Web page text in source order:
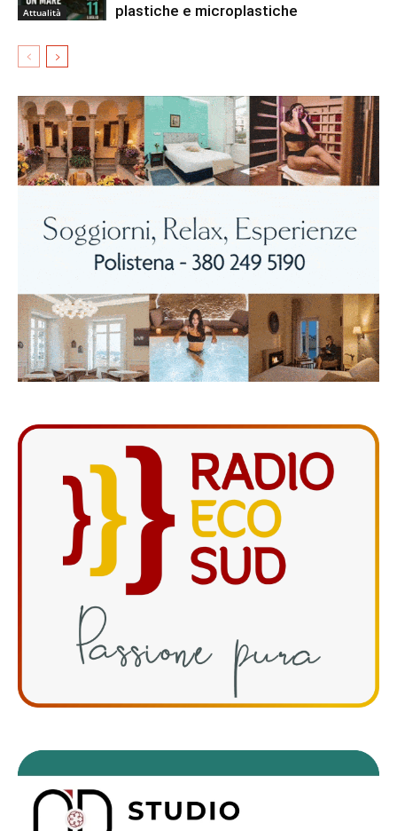
Attualità
plastiche e microplastiche